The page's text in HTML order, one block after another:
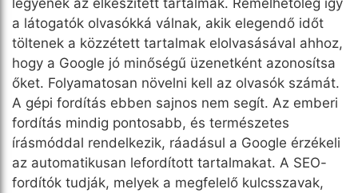
a látogatók olvasókká válnak, akik elegendő időt
töltenek a közzétett tartalmak elolvasásával ahhoz,
hogy a Google jó minőségű üzenetként azonosítsa
őket. Folyamatosan növelni kell az olvasók számát.
A gépi fordítás ebben sajnos nem segít. Az emberi
fordítás mindig pontosabb, és természetes
írásmóddal rendelkezik, ráadásul a Google érzékeli
az automatikusan lefordított tartalmakat. A SEO-
fordítók tudják, melyek a megfelelő kulcsszavak,